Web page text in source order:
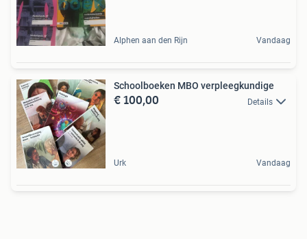
Alphen aan den Rijn Vandaag
Schoolboeken MBO verpleegkundige
€ 100,00 Details
Urk Vandaag